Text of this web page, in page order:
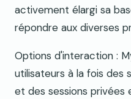
activement élargi sa
répondre aux diverses
Options d'interaction :
utilisateurs à la fois des
et des sessions